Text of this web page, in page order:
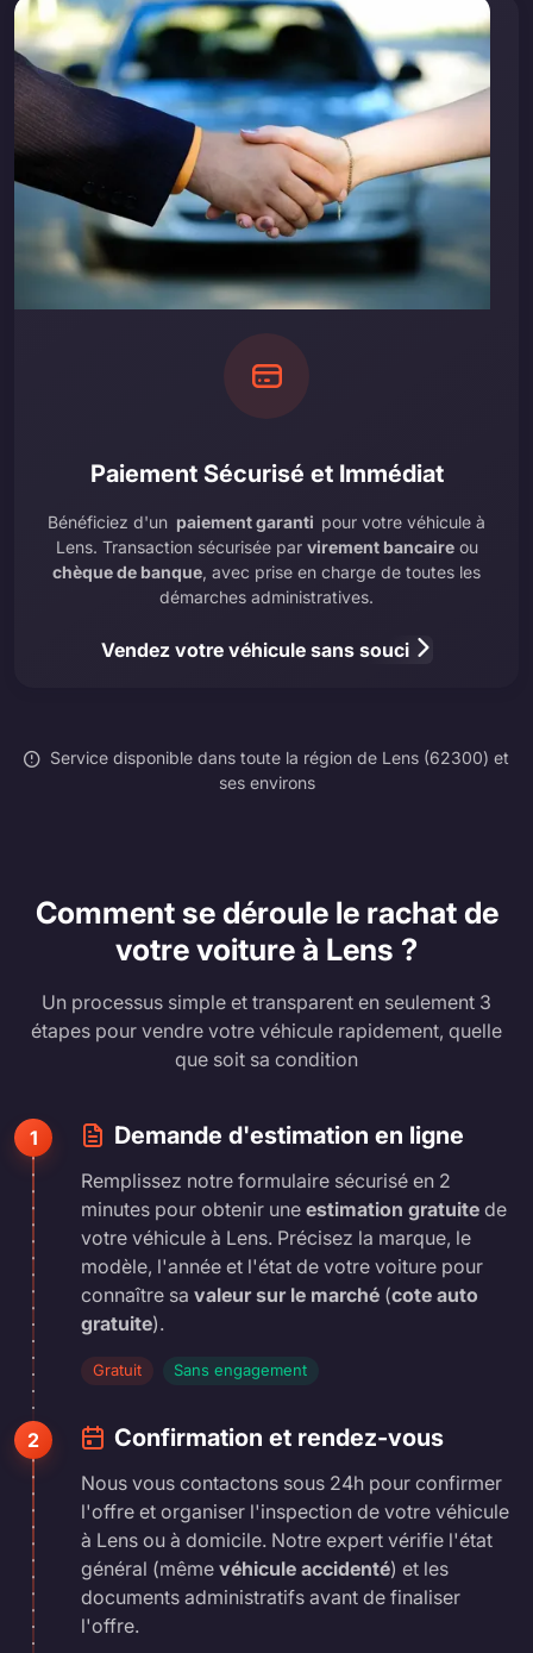
Paiement Sécurisé et Immédiat
Bénéficiez d'un paiement garanti pour votre véhicule à
Lens. Transaction sécurisée par virement bancaireou
chèque de banque, avec prise en charge de toutes les
démarches administratives.
Vendez votre véhicule sans souci
Service disponible dans toute la région de Lens (62300) et
ses environs
Comment se déroule le rachat de
votre voiture à Lens ?
Un processus simple et transparent en seulement 3
étapes pour vendre votre véhicule rapidement, quelle
que soit sa condition
1 Demande d'estimation en ligne
Remplissez notre formulaire sécurisé en 2
minutes pour obtenir une estimation gratuite de
votre véhicule à Lens. Précisez la marque, le
modèle, l'année et l'état de votre voiture pour
connaître sa valeur sur le marché (cote auto
gratuite).
Gratuit Sans engagement
2 Confirmation et rendez-vous
Nous vous contactons sous 24h pour confirmer
l'offre et organiser l'inspection de votre véhicule
à Lens ou à domicile. Notre expert vérifie l'état
général (même véhicule accidenté) et les
documents administratifs avant de finaliser
l'offre.